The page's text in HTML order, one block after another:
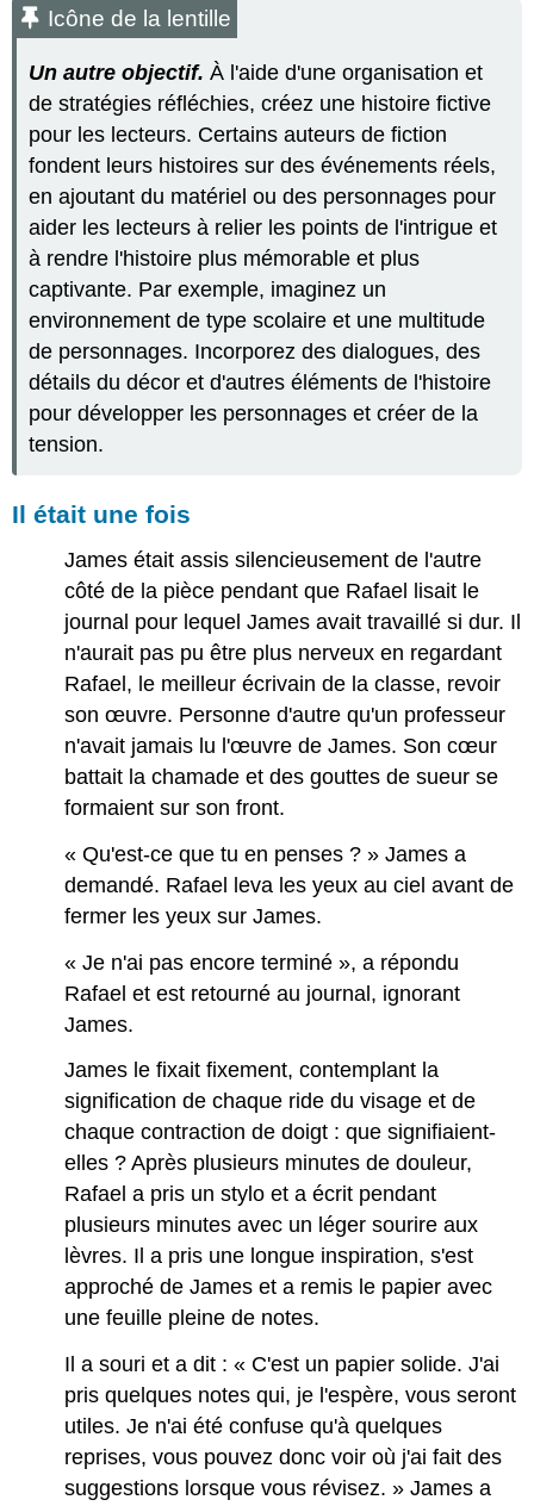
Icône de la lentille
Un autre objectif.À l'aide d'une organisation et
de stratégies réfléchies, créez une histoire fictive
pour les lecteurs. Certains auteurs de fiction
fondent leurs histoires sur des événements réels,
en ajoutant du matériel ou des personnages pour
aider les lecteurs à relier les points de l'intrigue et
à rendre l'histoire plus mémorable et plus
captivante. Par exemple, imaginez un
environnement de type scolaire et une multitude
de personnages. Incorporez des dialogues, des
détails du décor et d'autres éléments de l'histoire
pour développer les personnages et créer de la
tension.
Il était une fois
James était assis silencieusement de l'autre
côté de la pièce pendant que Rafael lisait le
journal pour lequel James avait travaillé si dur. Il
n'aurait pas pu être plus nerveux en regardant
Rafael, le meilleur écrivain de la classe, revoir
son œuvre. Personne d'autre qu'un professeur
n'avait jamais lu l'œuvre de James. Son cœur
battait la chamade et des gouttes de sueur se
formaient sur son front.
« Qu'est-ce que tu en penses ? » James a
demandé. Rafael leva les yeux au ciel avant de
fermer les yeux sur James.
« Je n'ai pas encore terminé », a répondu
Rafael et est retourné au journal, ignorant
James.
James le fixait fixement, contemplant la
signification de chaque ride du visage et de
chaque contraction de doigt : que signifiaient-
elles ? Après plusieurs minutes de douleur,
Rafael a pris un stylo et a écrit pendant
plusieurs minutes avec un léger sourire aux
lèvres. Il a pris une longue inspiration, s'est
approché de James et a remis le papier avec
une feuille pleine de notes.
Il a souri et a dit : « C'est un papier solide. J'ai
pris quelques notes qui, je l'espère, vous seront
utiles. Je n'ai été confuse qu'à quelques
reprises, vous pouvez donc voir où j'ai fait des
suggestions lorsque vous révisez. » James a